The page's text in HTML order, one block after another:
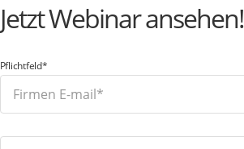
Jetzt Webinar ansehen!
Pflichtfeld*